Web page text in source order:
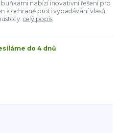
nabízí inovativní řešení pro
k ochraně proti vypadávání vlasů,
celý popis
do 4 dnů